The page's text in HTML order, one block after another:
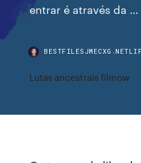
entrar é através da …
Lutas ancestrais filmow